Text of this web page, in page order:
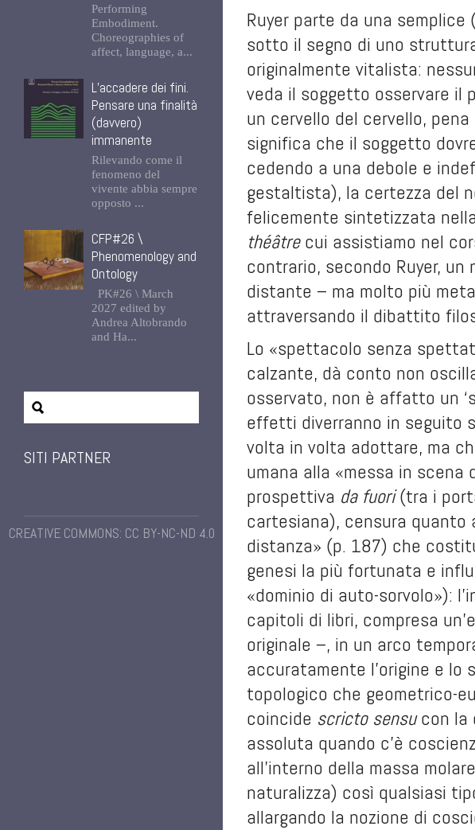
Performing
Embodiment.
Choreographies of
affect, language, a...
L’accadere dei fini.
Pensare una finalità
(davvero)
immanente
Rilevando come il
fenomeno del
vivente abbia sempre
opposto ...
CFP#26 \
Phenomenology and
Ontology
PK#26 \ March
2027 edited by
Andrea Altobrando
and Ha...
SITI PARTNER
CREATIVE COMMONS: CC BY-NC-ND 4.0
Ruyer parte da una
sotto il segno di uno
originalmente vitalista:
veda il soggetto osservare il
un cervello del cervello,
significa che il soggetto
cedendo a una debole e
gestaltista), la certezza del
felicemente sintetizzata
théâtrecui assistiamo nel
contrario, secondo Ruyer,
distante – ma molto più
attraversando il dibattito
Lo «spettacolo senza
calzante, dà conto non
osservato, non è affatto un
effetti diverranno in seguito
volta in volta adottare, ma
umana alla «messa in
prospettiva da fuori(tra i
cartesiana), censura quanto
distanza» (p. 187) che
genesi la più fortunata e
«dominio di auto-sorvolo»):
capitoli di libri, compresa
originale –, in un arco
accuratamente l’origine e lo
topologico che geometrico-
coincide scricto sensucon la
assoluta quando c’è
all’interno della massa
naturalizza) così qualsiasi
allargando la nozione di